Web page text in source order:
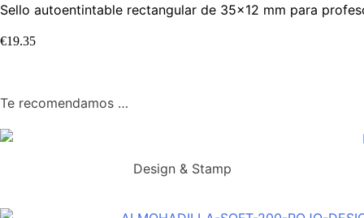
Sello autoentintable rectangular de 35×12 mm para
€19.35
Te recomendamos …
Design & Stamp